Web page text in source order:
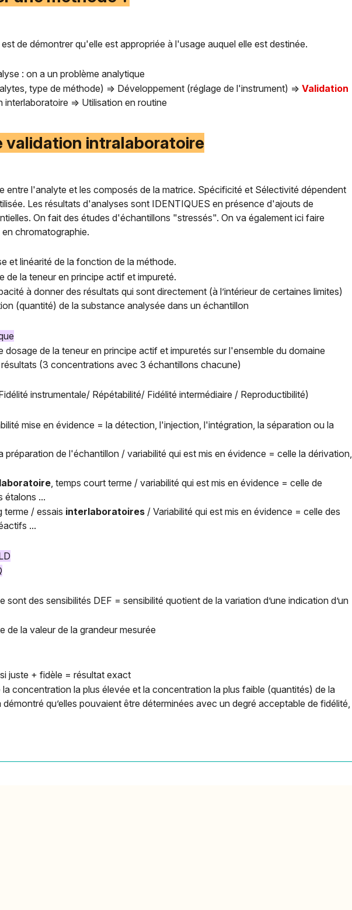
de démontrer qu'elle est appropriée à l'usage auquel elle est destinée.
: on a un problème analytique
type de méthode) => Développement (réglage de l'instrument) =>Validation
interlaboratoire => Utilisation en routine
validation intralaboratoire
entre l'analyte et les composés de la matrice. Spécificité et Sélectivité dépendent
Les résultats d'analyses sont IDENTIQUES en présence d'ajouts de
On fait des études d'échantillons "stressés". On va également ici faire
chromatographie.
et linéarité de la fonction de la méthode.
de la teneur en principe actif et impureté.
à donner des résultats qui sont directement (à l’intérieur de certaines limites)
(quantité) de la substance analysée dans un échantillon
dosage de la teneur en principe actif et impuretés sur l'ensemble du domaine
(3 concentrations avec 3 échantillons chacune)
instrumentale/ Répétabilité/ Fidélité intermédiaire / Reproductibilité)
mise en évidence = la détection, l'injection, l'intégration, la séparation ou la
préparation de l'échantillon / variabilité qui est mis en évidence = celle la dérivation,
, temps court terme / variabilité qui est mis en évidence = celle de
étalons ...
terme / essais interlaboratoires / Variabilité qui est mis en évidence = celle des
...
sont des sensibilités DEF = sensibilité quotient de la variation d’une indication d’un
de la valeur de la grandeur mesurée
juste + fidèle = résultat exact
la concentration la plus élevée et la concentration la plus faible (quantités) de la
qu’elles pouvaient être déterminées avec un degré acceptable de fidélité,